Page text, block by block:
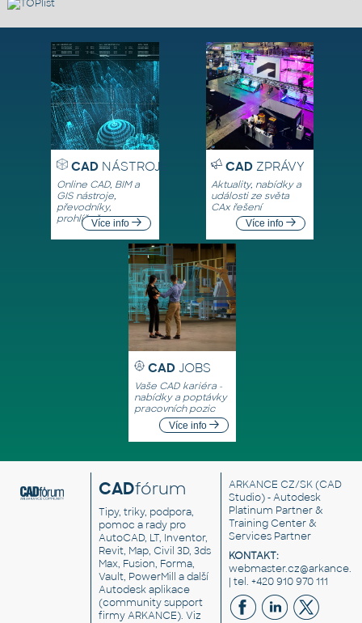
CADNÁSTROJE
Online CAD, BIM a
GIS nástroje,
převodníky,
prohlížečeVíce info
CADZPRÁVY
Aktuality, nabídky a
události ze světa
CAx řešení
Více info
CAD JOBS
Vaše CAD kariéra -
nabídky a poptávky
pracovních pozic
Více info
CADfórum
Tipy, triky, podpora,
pomoc a rady pro
AutoCAD, LT, Inventor,
Revit, Map, Civil 3D, 3ds
Max, Fusion, Forma,
Vault, PowerMill a další
Autodesk aplikace
(community support
firmy ARKANCE). Viz
ARKANCE CZ/SK(CAD
Studio) - Autodesk
Platinum Partner &
Training Center &
Services Partner
KONTAKT:
| tel. +420 910 970 111